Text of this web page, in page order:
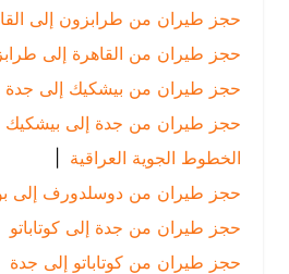
حجز طيران من طرابزون إلى القاهرة |
حجز طيران من القاهرة إلى طرابزون |
حجز طيران من بيشكيك إلى جدة
حجز طيران من جدة إلى بيشكيك |
الخطوط الجوية العراقية
حجز طيران من دوسلدورف إلى بودروم
حجز طيران من جدة إلى كوتاباتو |
حجز طيران من كوتاباتو إلى جدة